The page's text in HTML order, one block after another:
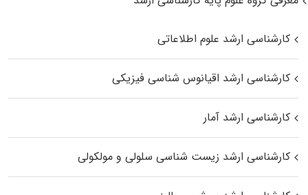
کارشناسی ارشد علوم اطلاعاتی
کارشناسی ارشد اقیانوس‌ شناسی فیزیکی
کارشناسی ارشد آمار
کارشناسی ارشد زیست شناسی سلولی و مولکولی